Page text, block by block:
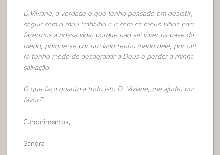
D.Viviane, a verdade é que tenho pensado em desistir,
seguir com o meu trabalho e ir com os meus filhos para
fazermos a nossa vida, porque não sei viver na base do
medo, porque se por um lado tenho medo dele, por out
ro tenho medo de desagradar a Deus e perder a minha
salvação.
O que faço quanto a tudo isto D. Viviane, me ajude, por
favor!”
Cumprimentos,
Sandra